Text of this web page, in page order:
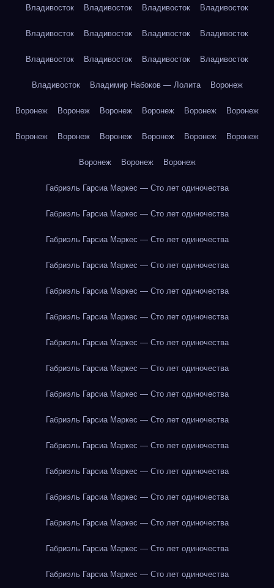
Владивосток Владивосток Владивосток Владивосток
Владивосток Владивосток Владивосток Владивосток
Владивосток Владивосток Владивосток Владивосток
Владивосток Владимир Набоков — Лолита Воронеж
Воронеж Воронеж Воронеж Воронеж Воронеж Воронеж
Воронеж Воронеж Воронеж Воронеж Воронеж Воронеж
Воронеж Воронеж Воронеж
Габриэль Гарсиа Маркес — Сто лет одиночества
Габриэль Гарсиа Маркес — Сто лет одиночества
Габриэль Гарсиа Маркес — Сто лет одиночества
Габриэль Гарсиа Маркес — Сто лет одиночества
Габриэль Гарсиа Маркес — Сто лет одиночества
Габриэль Гарсиа Маркес — Сто лет одиночества
Габриэль Гарсиа Маркес — Сто лет одиночества
Габриэль Гарсиа Маркес — Сто лет одиночества
Габриэль Гарсиа Маркес — Сто лет одиночества
Габриэль Гарсиа Маркес — Сто лет одиночества
Габриэль Гарсиа Маркес — Сто лет одиночества
Габриэль Гарсиа Маркес — Сто лет одиночества
Габриэль Гарсиа Маркес — Сто лет одиночества
Габриэль Гарсиа Маркес — Сто лет одиночества
Габриэль Гарсиа Маркес — Сто лет одиночества
Габриэль Гарсиа Маркес — Сто лет одиночества